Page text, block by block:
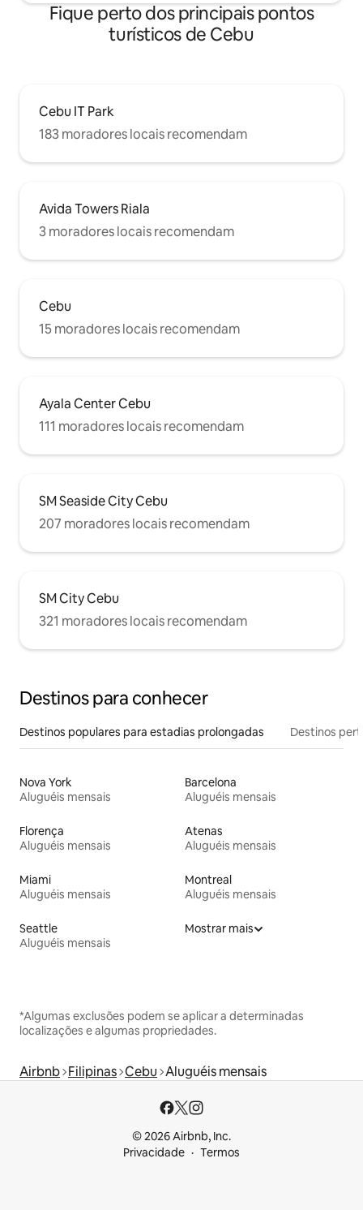
Fique perto dos principais pontos
turísticos de Cebu
Cebu IT Park
183 moradores locais recomendam
Avida Towers Riala
3 moradores locais recomendam
Cebu
15 moradores locais recomendam
Ayala Center Cebu
111 moradores locais recomendam
SM Seaside City Cebu
207 moradores locais recomendam
SM City Cebu
321 moradores locais recomendam
Destinos para conhecer
Destinos populares para estadias prolongadas Destinos
Nova York
Aluguéis mensais
Barcelona
Aluguéis mensais
Florença
Aluguéis mensais
Atenas
Aluguéis mensais
Miami
Aluguéis mensais
Montreal
Aluguéis mensais
Seattle
Aluguéis mensais
Mostrar mais
*Algumas exclusões podem se aplicar a determinadas
localizações e algumas propriedades.
Airbnb Filipinas Cebu Aluguéis mensais
© 2026 Airbnb, Inc.
Privacidade
Termos